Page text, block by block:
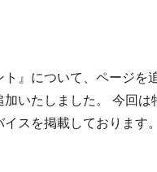
』について、ページ
いたしました。 今回
スを掲載しておりま